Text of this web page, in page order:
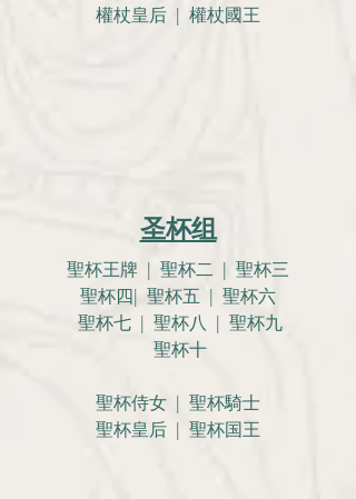
權杖皇后 | 權杖國王
圣杯组
聖杯王牌 | 聖杯二 | 聖杯三
聖杯四| 聖杯五 | 聖杯六
聖杯七 | 聖杯八 | 聖杯九
聖杯十
聖杯侍女 | 聖杯騎士
聖杯皇后 | 聖杯国王